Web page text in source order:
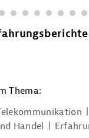
Thema:
Handel